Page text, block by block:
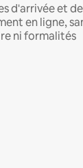
d'arrivée et de
en ligne,
ni formalités